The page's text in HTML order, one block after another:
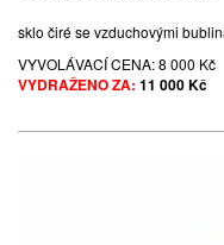
sklo čiré se vzduchovými
VYVOLÁVACÍ CENA:8 000 Kč
VYDRAŽENO ZA: 11 000 Kč